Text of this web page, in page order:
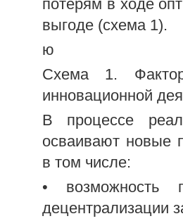
потерям в ходе
выгоде (схема 1).
ю
Схема 1.
инновационной
В процессе
осваивают новые
в том числе:
• возможность
децентрализации